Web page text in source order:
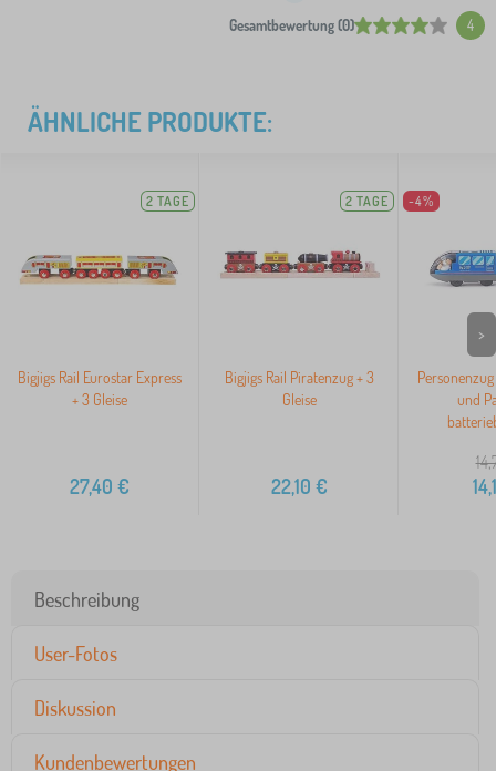
Gesamtbewertung (0) 4
ÄHNLICHE PRODUKTE:
2 TAGE
Bigjigs Rail Eurostar Express
+ 3 Gleise
27,40 €
2 TAGE
Bigjigs Rail Piratenzug + 3
Gleise
22,10 €
-4%
und
>
Beschreibung
User-Fotos
Diskussion
Kundenbewertungen